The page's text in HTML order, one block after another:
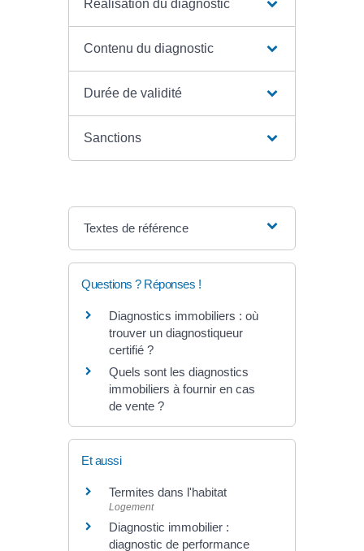
Réalisation du diagnostic
Contenu du diagnostic
Durée de validité
Sanctions
Textes de référence
Questions ? Réponses !
Diagnostics immobiliers : où
trouver un diagnostiqueur
certifié ?
Quels sont les diagnostics
immobiliers à fournir en cas
de vente ?
Et aussi
Termites dans l'habitat
Logement
Diagnostic immobilier :
diagnostic de performance